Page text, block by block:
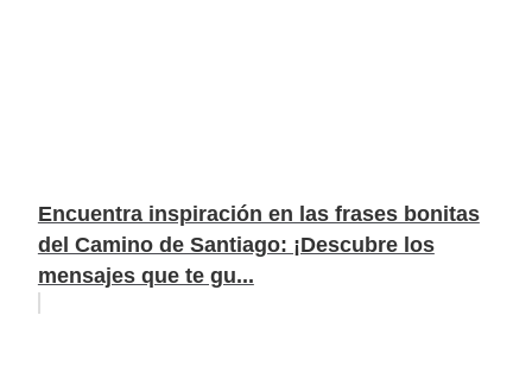
Encuentra inspiración en las frases bonitas
del Camino de Santiago: ¡Descubre los
mensajes que te gu...